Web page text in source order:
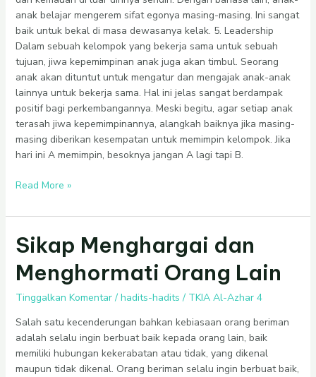
anak belajar mengerem sifat egonya masing-masing. Ini sangat
baik untuk bekal di masa dewasanya kelak. 5. Leadership
Dalam sebuah kelompok yang bekerja sama untuk sebuah
tujuan, jiwa kepemimpinan anak juga akan timbul. Seorang
anak akan dituntut untuk mengatur dan mengajak anak-anak
lainnya untuk bekerja sama. Hal ini jelas sangat berdampak
positif bagi perkembangannya. Meski begitu, agar setiap anak
terasah jiwa kepemimpinannya, alangkah baiknya jika masing-
masing diberikan kesempatan untuk memimpin kelompok. Jika
hari ini A memimpin, besoknya jangan A lagi tapi B.
Read More »
Sikap Menghargai dan
Menghormati Orang Lain
Tinggalkan Komentar / hadits-hadits / TKIA Al-Azhar 4
Salah satu kecenderungan bahkan kebiasaan orang beriman
adalah selalu ingin berbuat baik kepada orang lain, baik
memiliki hubungan kekerabatan atau tidak, yang dikenal
maupun tidak dikenal. Orang beriman selalu ingin berbuat baik,
Sikap
Menghargai
dan
Menghormati
Orang
Lain